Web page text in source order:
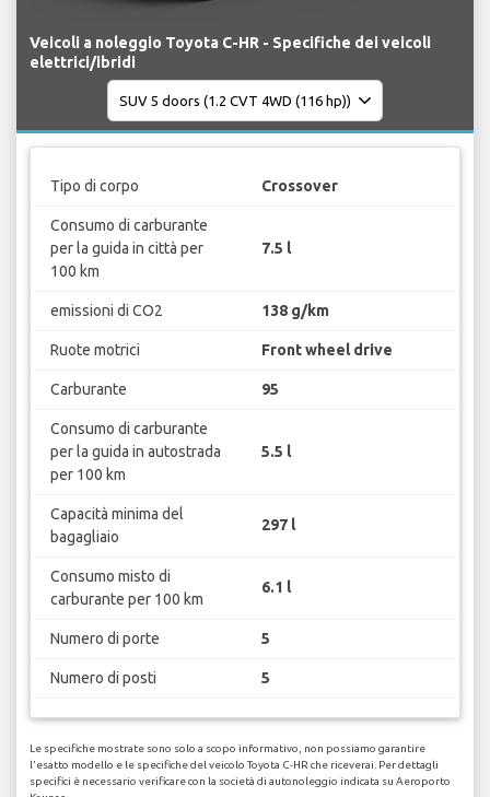
Veicoli a noleggio Toyota C-HR - Specifiche dei veicoli
elettrici/ibridi
Tipo di corpo Crossover
Consumo di carburante
per la guida in città per
100 km
7.5 l
emissioni di CO2 138 g/km
Ruote motrici Front wheel drive
Carburante 95
Consumo di carburante
per la guida in autostrada
per 100 km
5.5 l
Capacità minima del
bagagliaio
297 l
Consumo misto di
carburante per 100 km
6.1 l
Numero di porte 5
Numero di posti 5
Le specifiche mostrate sono solo a scopo informativo, non possiamo garantire
l'esatto modello e le specifiche del veicolo Toyota C-HR che riceverai. Per dettagli
specifici è necessario verificare con la società di autonoleggio indicata su Aeroporto